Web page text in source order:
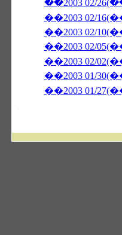
��2003 02/
��2003 02/
��2003 02/
��2003 01/